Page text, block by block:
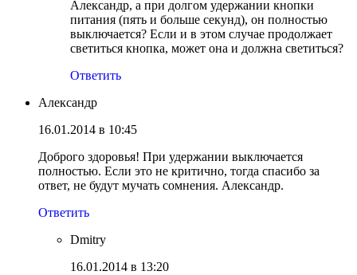
Александр, а при долгом удержании кнопки
питания (пять и больше секунд), он полностью
выключается? Если и в этом случае продолжает
светиться кнопка, может она и должна светиться?
Ответить
Александр
16.01.2014 в 10:45
Доброго здоровья! При удержании выключается
полностью. Если это не критично, тогда спасибо за
ответ, не будут мучать сомнения. Александр.
Ответить
Dmitry
16.01.2014 в 13:20